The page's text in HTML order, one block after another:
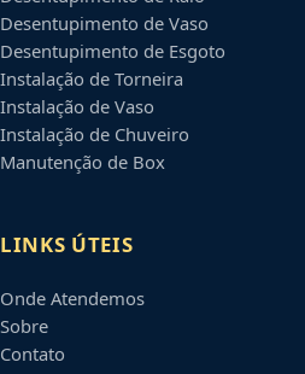
Desentupimento de Vaso
Desentupimento de Esgoto
Instalação de Torneira
Instalação de Vaso
Instalação de Chuveiro
Manutenção de Box
LINKS ÚTEIS
Onde Atendemos
Sobre
Contato